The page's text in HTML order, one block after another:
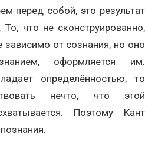
перед собой, это результат
То, что не сконструированно,
зависимо от сознания, но оно
оформляется им.
определённостью, то
нечто, что этой
Поэтому Кант